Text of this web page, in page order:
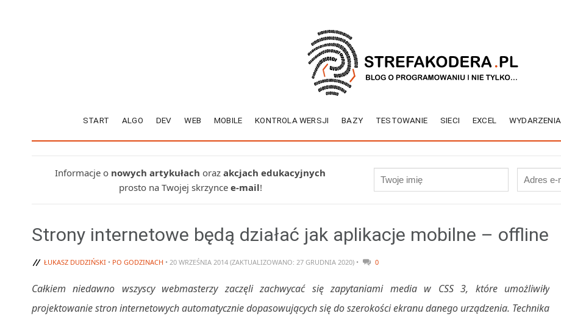
START ALGO DEV WEB MOBILE KONTROLA WERSJI BAZY TESTOWANIE SIECI EXCEL WYDARZENIA
Informacje o nowych artykułach oraz akcjach edukacyjnych
prosto na Twojej skrzynce e-mail!
Strony internetowe będą działać jak aplikacje mobilne – offline
ŁUKASZ DUDZIŃSKI • PO GODZINACH • 20 WRZEŚNIA 2014 (ZAKTUALIZOWANO: 27 GRUDNIA 2020) • 0
Całkiem niedawno wszyscy webmasterzy zaczęli zachwycać się zapytaniami media w CSS 3, które umożliwiły
projektowanie stron internetowych automatycznie dopasowujących się do szerokości ekranu danego urządzenia. Technika